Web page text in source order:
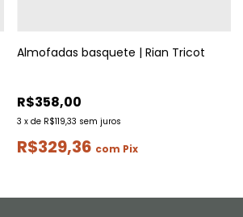
Almofadas basquete | Rian Tricot
R$358,00
3 x de R$119,33 sem juros
R$329,36 com Pix